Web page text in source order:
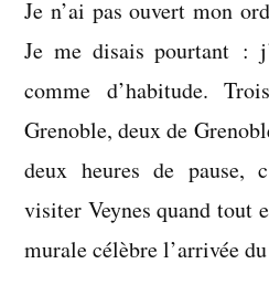
Je n’ai pas ouvert mon
Je me disais pourtant :
comme d’habitude.
Grenoble, deux de
deux heures de pause,
visiter Veynes quand tout
murale célèbre l’arrivée